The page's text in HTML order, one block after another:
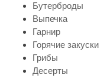
Бутерброды
Выпечка
Гарнир
Горячие закуски
Грибы
Десерты